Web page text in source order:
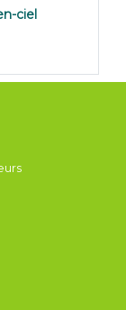
ciel